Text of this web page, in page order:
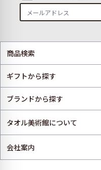
商品検索
ギフトから探す
ブランドから探す
タオル美術館について
会社案内